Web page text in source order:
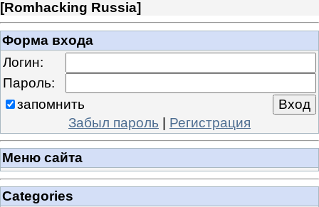
[Romhacking Russia]
Форма входа
Логин:
Пароль:
запомнить
Забыл пароль | Регистрация
Меню сайта
Categories